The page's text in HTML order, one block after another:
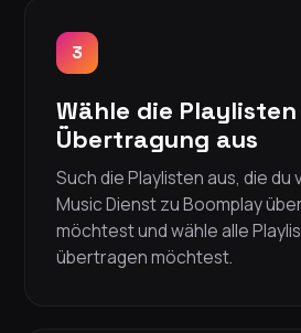
3
Wähle die
Übertragung aus
Such die Playlisten aus, die du
Music Dienst zu Boomplay
möchtest und wähle alle
übertragen möchtest.